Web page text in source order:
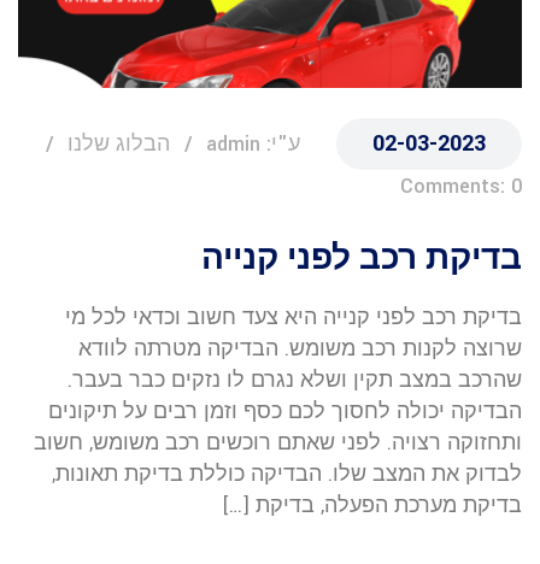
02-03-2023 ע"י: admin
הבלוג שלנו
Comments: 0
בדיקת רכב לפני קנייה
בדיקת רכב לפני קנייה היא צעד חשוב וכדאי לכל מי
שרוצה לקנות רכב משומש. הבדיקה מטרתה לוודא
שהרכב במצב תקין ושלא נגרם לו נזקים כבר בעבר.
הבדיקה יכולה לחסוך לכם כסף וזמן רבים על תיקונים
ותחזוקה רצויה. לפני שאתם רוכשים רכב משומש, חשוב
לבדוק את המצב שלו. הבדיקה כוללת בדיקת תאונות,
בדיקת מערכת הפעלה, בדיקת […]